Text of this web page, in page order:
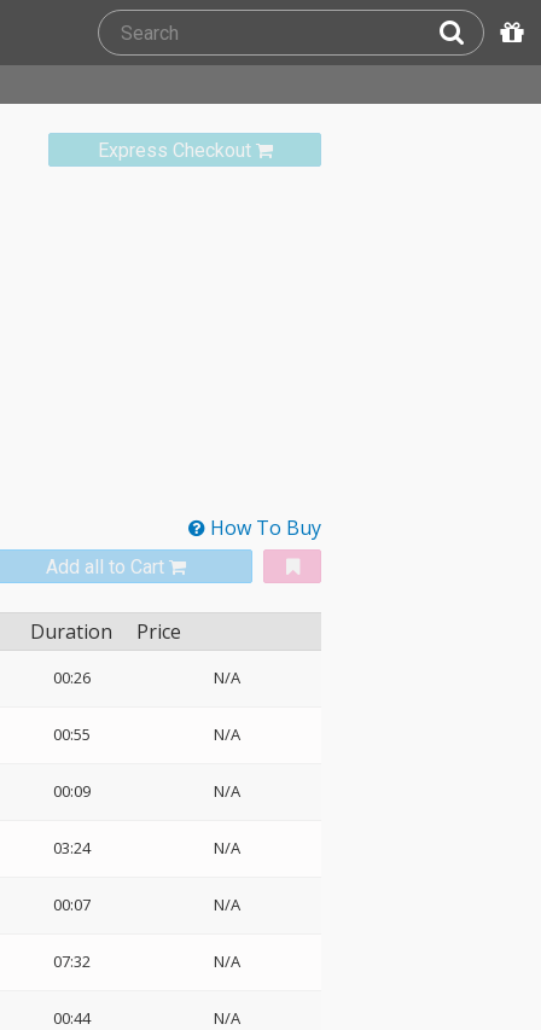
Express Checkout
How To Buy
Add all to Cart
Duration Price
00:26 N/A
00:55 N/A
00:09 N/A
03:24 N/A
00:07 N/A
07:32 N/A
00:44 N/A